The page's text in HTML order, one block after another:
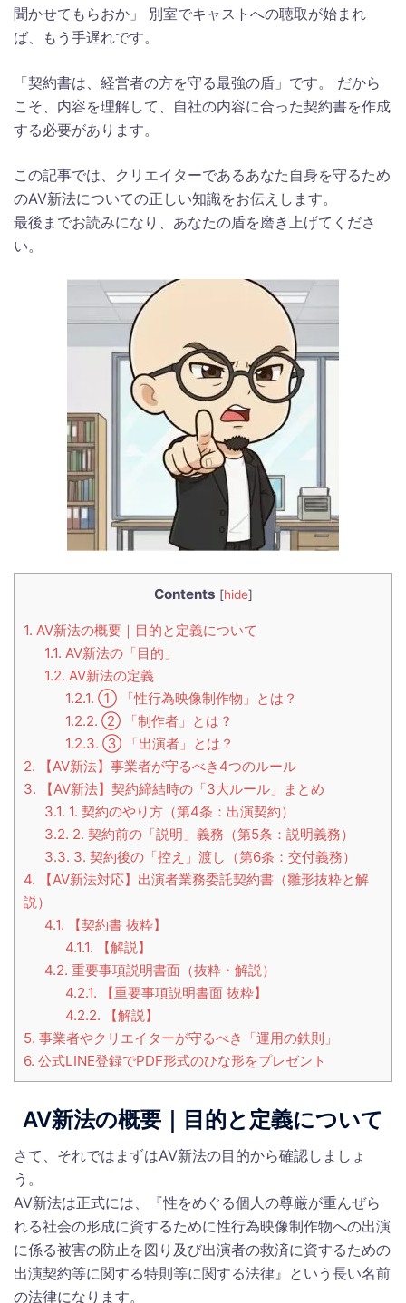
聞かせてもらおか」 別室でキャストへの聴取が始まれ
ば、もう手遅れです。
「契約書は、経営者の方を守る最強の盾」です。 だから
こそ、内容を理解して、自社の内容に合った契約書を作成
する必要があります。
この記事では、クリエイターであるあなた自身を守るため
のAV新法についての正しい知識をお伝えします。
最後までお読みになり、あなたの盾を磨き上げてくださ
い。
Contents [hide]
1. AV新法の概要｜目的と定義について
1.1. AV新法の「目的」
1.2. AV新法の定義
1.2.1. ① 「性行為映像制作物」とは？
1.2.2. ② 「制作者」とは？
1.2.3. ③ 「出演者」とは？
2. 【AV新法】事業者が守るべき4つのルール
3. 【AV新法】契約締結時の「3大ルール」まとめ
3.1. 1. 契約のやり方（第4条：出演契約）
3.2. 2. 契約前の「説明」義務（第5条：説明義務）
3.3. 3. 契約後の「控え」渡し（第6条：交付義務）
4. 【AV新法対応】出演者業務委託契約書（雛形抜粋と解
説）
4.1. 【契約書 抜粋】
4.1.1. 【解説】
4.2. 重要事項説明書面（抜粋・解説）
4.2.1. 【重要事項説明書面 抜粋】
4.2.2. 【解説】
5. 事業者やクリエイターが守るべき「運用の鉄則」
6. 公式LINE登録でPDF形式のひな形をプレゼント
AV新法の概要｜目的と定義について
さて、それではまずはAV新法の目的から確認しましょ
う。
AV新法は正式には、『性をめぐる個人の尊厳が重んぜら
れる社会の形成に資するために性行為映像制作物への出演
に係る被害の防止を図り及び出演者の救済に資するための
出演契約等に関する特則等に関する法律』という長い名前
の法律になります。